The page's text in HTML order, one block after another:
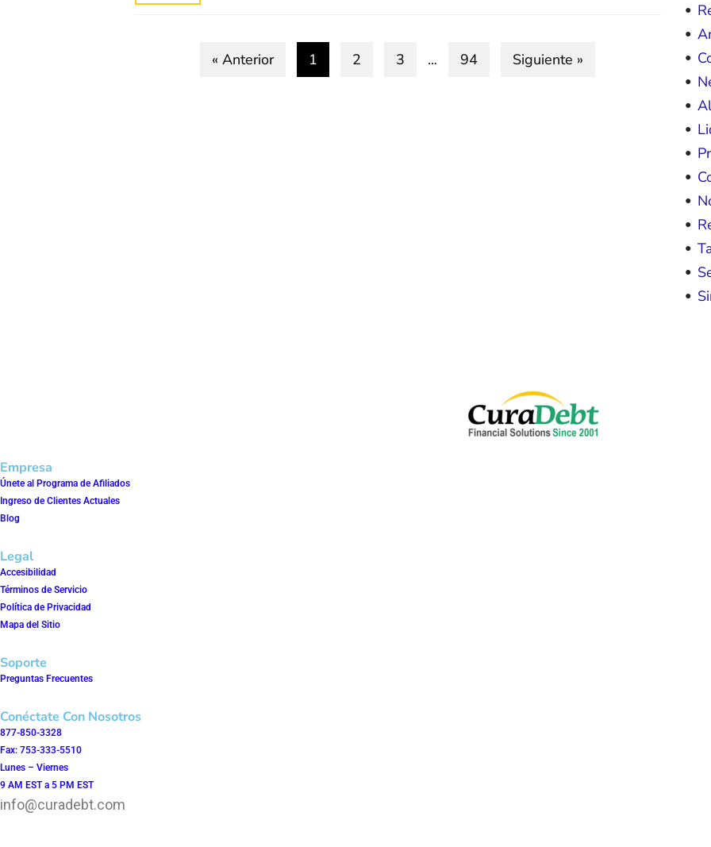
« Anterior 1 2 3 … 94 Siguiente »
Empresa
Únete al Programa de Afiliados
Ingreso de Clientes Actuales
Blog
Legal
Accesibilidad
Términos de Servicio
Política de Privacidad
Mapa del Sitio
Soporte
Preguntas Frecuentes
Conéctate Con Nosotros
877-850-3328
Fax: 753-333-5510
Lunes – Viernes
9 AM EST a 5 PM EST
info@curadebt.com